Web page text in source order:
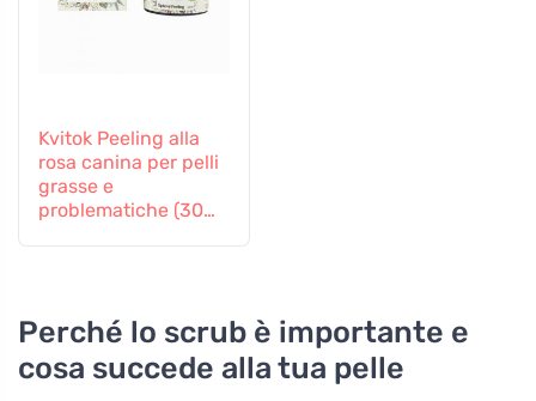
Kvitok Peeling alla
rosa canina per pelli
grasse e
problematiche (30
Perché lo scrub è importante e
cosa succede alla tua pelle